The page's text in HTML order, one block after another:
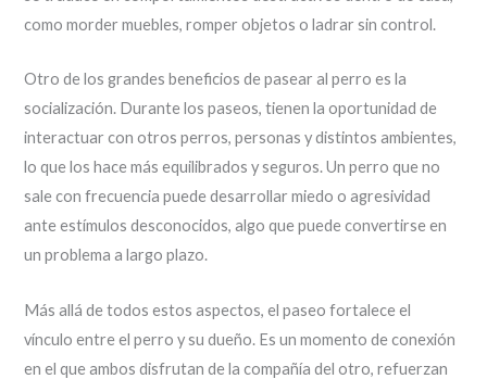
como morder muebles, romper objetos o ladrar sin control.
Otro de los grandes beneficios de pasear al perro es la
socialización. Durante los paseos, tienen la oportunidad de
interactuar con otros perros, personas y distintos ambientes,
lo que los hace más equilibrados y seguros. Un perro que no
sale con frecuencia puede desarrollar miedo o agresividad
ante estímulos desconocidos, algo que puede convertirse en
un problema a largo plazo.
Más allá de todos estos aspectos, el paseo fortalece el
vínculo entre el perro y su dueño. Es un momento de conexión
en el que ambos disfrutan de la compañía del otro, refuerzan